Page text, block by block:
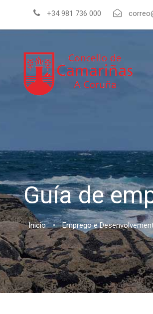
+34 981 736 000
Guía de
Inicio • Emprego e